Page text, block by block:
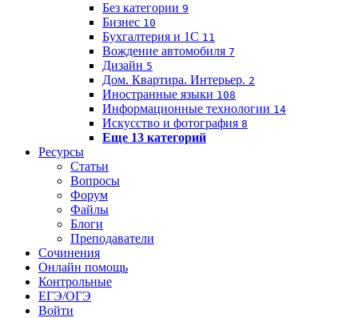
Без категории 9
Бизнес 10
Бухгалтерия и 1C 11
Вождение автомобиля 7
Дизайн 5
Дом. Квартира. Интерьер. 2
Иностранные языки 108
Информационные технологии 14
Искусство и фотография 8
Еще 13 категорий
Ресурсы
Статьи
Вопросы
Форум
Файлы
Блоги
Преподаватели
Сочинения
Онлайн помощь
Контрольные
ЕГЭ/ОГЭ
Войти